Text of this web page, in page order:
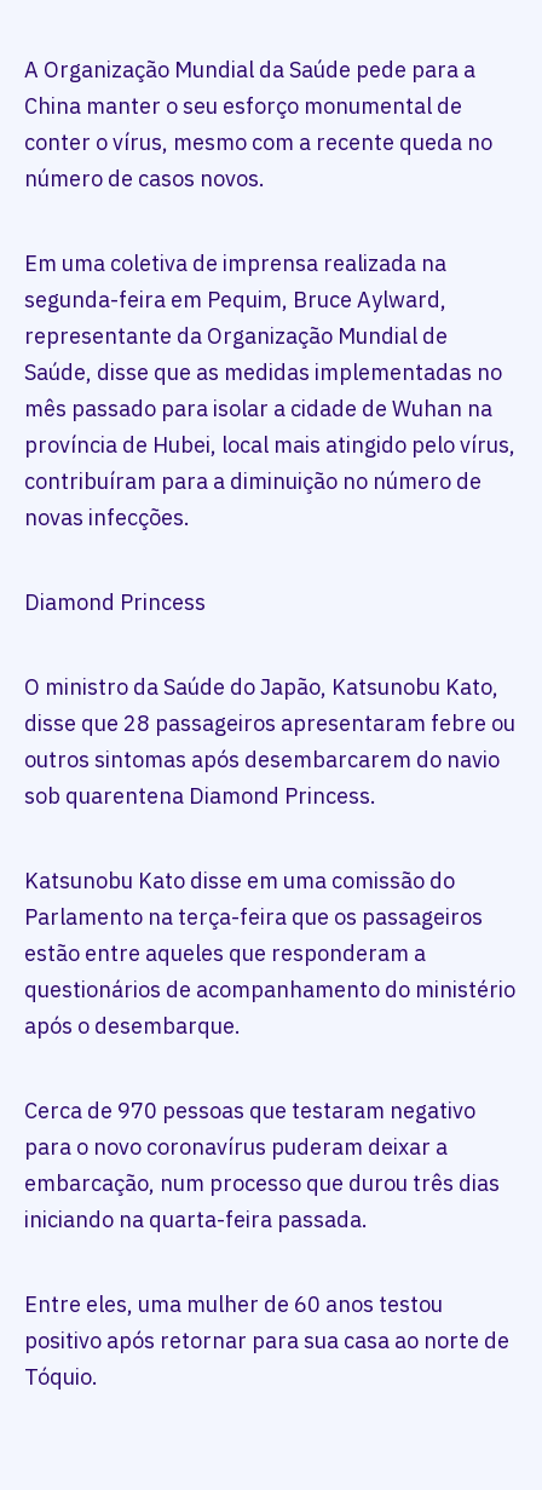
A Organização Mundial da Saúde pede para a
China manter o seu esforço monumental de
conter o vírus, mesmo com a recente queda no
número de casos novos.
Em uma coletiva de imprensa realizada na
segunda-feira em Pequim, Bruce Aylward,
representante da Organização Mundial de
Saúde, disse que as medidas implementadas no
mês passado para isolar a cidade de Wuhan na
província de Hubei, local mais atingido pelo vírus,
contribuíram para a diminuição no número de
novas infecções.
Diamond Princess
O ministro da Saúde do Japão, Katsunobu Kato,
disse que 28 passageiros apresentaram febre ou
outros sintomas após desembarcarem do navio
sob quarentena Diamond Princess.
Katsunobu Kato disse em uma comissão do
Parlamento na terça-feira que os passageiros
estão entre aqueles que responderam a
questionários de acompanhamento do ministério
após o desembarque.
Cerca de 970 pessoas que testaram negativo
para o novo coronavírus puderam deixar a
embarcação, num processo que durou três dias
iniciando na quarta-feira passada.
Entre eles, uma mulher de 60 anos testou
positivo após retornar para sua casa ao norte de
Tóquio.